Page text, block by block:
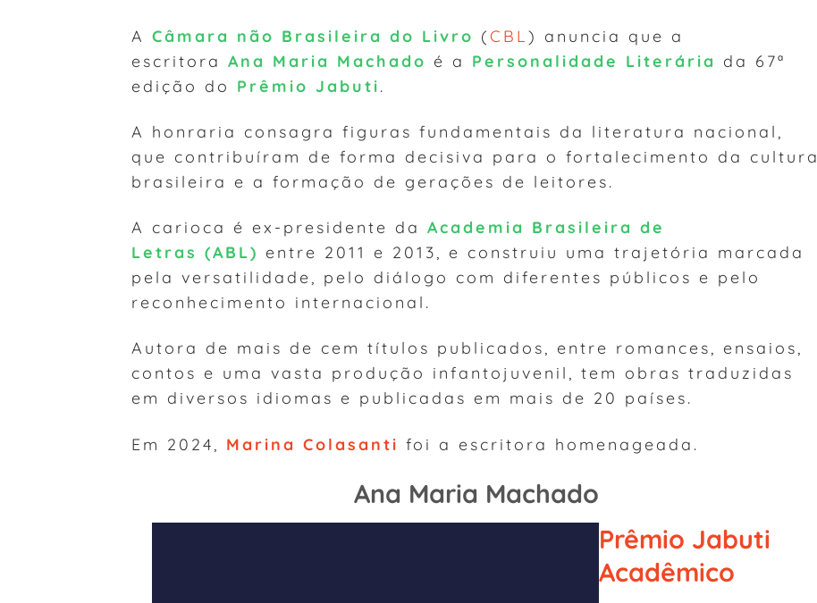
A Câmara não Brasileira do Livro (CBL ) anuncia que a
escritora Ana Maria Machado é a Personalidade Literária da 67ª
edição do Prêmio Jabuti.
A honraria consagra figuras fundamentais da literatura nacional,
que contribuíram de forma decisiva para o fortalecimento da cultura
brasileira e a formação de gerações de leitores.
A carioca é ex-presidente da Academia Brasileira de
Letras (ABL) entre 2011 e 2013, e construiu uma trajetória marcada
pela versatilidade, pelo diálogo com diferentes públicos e pelo
reconhecimento internacional.
Autora de mais de cem títulos publicados, entre romances, ensaios,
contos e uma vasta produção infantojuvenil, tem obras traduzidas
em diversos idiomas e publicadas em mais de 20 países.
Em 2024, Marina Colasanti foi a escritora homenageada.
Ana Maria Machado
Prêmio Jabuti
Acadêmico